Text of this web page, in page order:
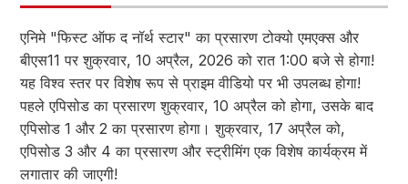
एनिमे "फिस्ट ऑफ द नॉर्थ स्टार" का प्रसारण टोक्यो एमएक्स और
बीएस11 पर शुक्रवार, 10 अप्रैल, 2026 को रात 1:00 बजे से होगा!
यह विश्व स्तर पर विशेष रूप से प्राइम वीडियो पर भी उपलब्ध होगा!
पहले एपिसोड का प्रसारण शुक्रवार, 10 अप्रैल को होगा, उसके बाद
एपिसोड 1 और 2 का प्रसारण होगा। शुक्रवार, 17 अप्रैल को,
एपिसोड 3 और 4 का प्रसारण और स्ट्रीमिंग एक विशेष कार्यक्रम में
लगातार की जाएगी!